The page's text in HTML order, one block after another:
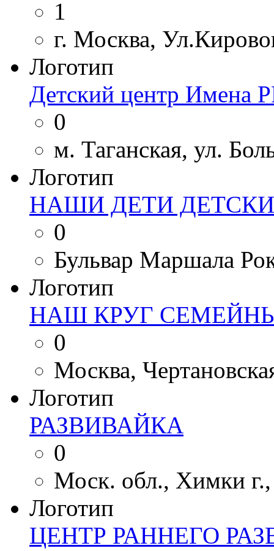
1
г. Москва,
Логотип
Детский центр Имена
0
м. Таганская, ул.
Логотип
НАШИ ДЕТИ
0
Бульвар Маршала
Логотип
НАШ КРУГ
0
Москва,
Логотип
РАЗВИВАЙКА
0
Моск. обл., Химки
Логотип
ЦЕНТР РАННЕГО